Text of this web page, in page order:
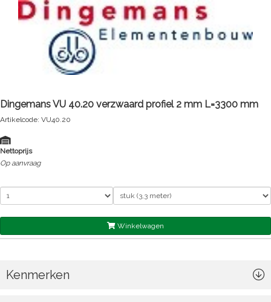
Dingemans VU 40.20 verzwaard profiel 2 mm L=3300 mm
Artikelcode: VU40.20
Nettoprijs
Op aanvraag
Winkelwagen
Kenmerken